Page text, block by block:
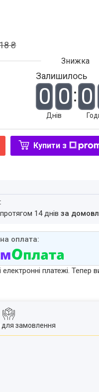
₴
Залишилось
0 0
Днів
0
Купити з
14 днівза
електронні платежі.
для замовлення